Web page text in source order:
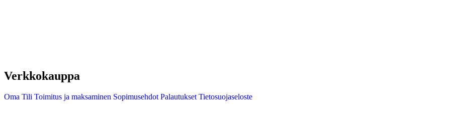
Verkkokauppa
Oma Tili Toimitus ja maksaminen SopimusehdotPalautuksetTietosuojaseloste